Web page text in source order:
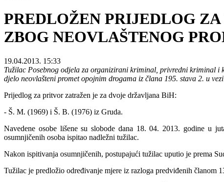
PREDLOŽEN PRIJEDLOG
ZBOG NEOVLAŠTENOG
19.04.2013. 15:33
Tužilac Posebnog odjela za organizirani kriminal, privredni kriminal i
djelo neovlašteni promet opojnim drogama iz člana 195. stava 2. u
Prijedlog za pritvor zatražen je za dvoje državljana BiH:
- Š. M. (1969) i Š. B. (1976) iz Gruda.
Navedene osobe lišene su slobode dana 18. 04. 2013. godine u
osumnjičenih osoba ispitao nadležni tužilac.
Nakon ispitivanja osumnjičenih, postupajući tužilac uputio je prema
Tužilac je predložio određivanje mjere iz razloga predviđenih članom